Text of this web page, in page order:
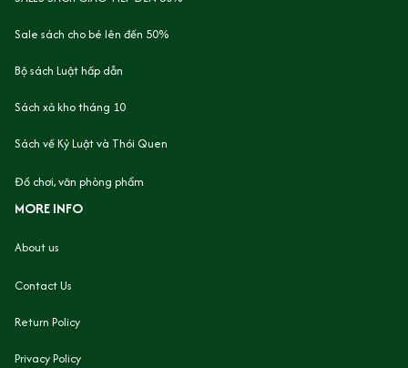
Sale sách cho bé lên đến 50%
Bộ sách Luật hấp dẫn
Sách xả kho tháng 10
Sách về Kỷ Luật và Thói Quen
Đồ chơi, văn phòng phẩm
MORE INFO
About us
Contact Us
Return Policy
Privacy Policy